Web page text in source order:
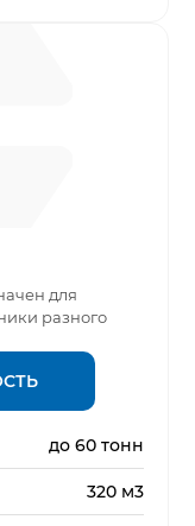
для
разного
до 60 тонн
320 м3